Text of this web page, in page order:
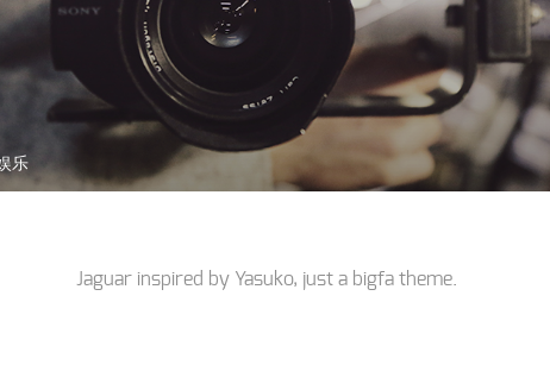
乐
Jaguar inspired by Yasuko, just a bigfa theme.